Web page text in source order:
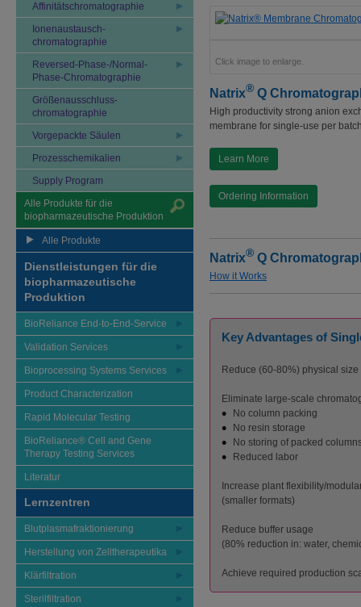
Affinitätschromatographie
Ionenaustausch-
chromatographie
Reversed-Phase-/Normal-
Phase-Chromatographie
Größenausschluss-
chromatographie
Vorgepackte Säulen
Prozesschemikalien
Supply Program
Alle Produkte für die
biopharmazeutische Produktion
Alle Produkte
Dienstleistungen für die
biopharmazeutische
Produktion
BioReliance End-to-End-Service
Validation Services
Bioprocessing Systems Services
Product Characterization
Rapid Molecular Testing
BioReliance® Cell and Gene
Therapy Testing Services
Literatur
Lernzentren
Blutplasmafraktionierung
Herstellung von Zelltherapeutika
Klärfiltration
Sterilfiltration
Click image to enlarge.
Natrix® Q
High productivity strong anion
membrane for single-use per
Learn More
Ordering Information
Natrix® Q
How it Works
Key Advantages of
Reduce (60-80%) physical
Eliminate large-scale
No column packing
No resin storage
No storing of packed
Reduced labor
Increase plant flexibility/
(smaller formats)
Reduce buffer usage
(80% reduction in: water,
Achieve required production